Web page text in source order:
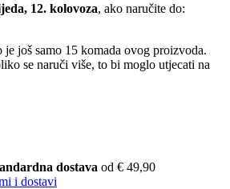
12. kolovoza, ako naručite do:
je još samo 15 komada ovog proizvoda.
se naruči više, to bi moglo utjecati na
dostava od € 49,90
i dostavi